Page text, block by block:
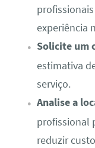
experiência
Solicite um
estimativa
serviço.
Analise a
profissional
reduzir